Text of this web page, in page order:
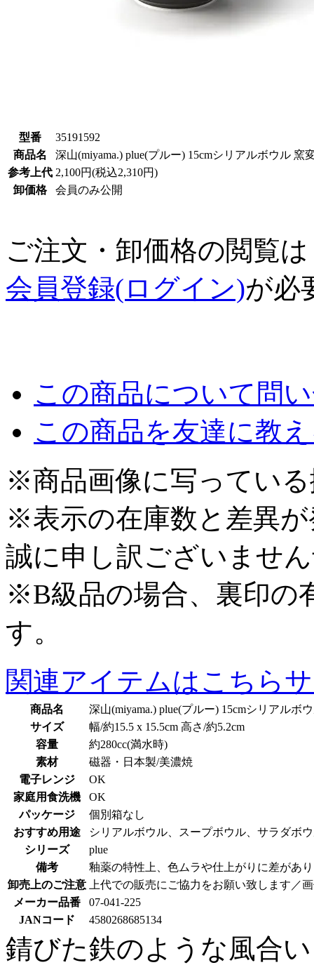
型番
35191592
商品名
深山(miyama.) plue(プルー) 15cmシリアルボウル
参考上代 2,100円(税込2,310円)
卸価格
会員のみ公開
ご注文・卸価格の閲覧は
会員登録(ログイン)が必
この商品について問
この商品を友達に教
※商品画像に写ってい
※表示の在庫数と差異
誠に申し訳ございませ
※B級品の場合、裏印の
す。
関連アイテムはこちら
商品名
深山(miyama.) plue(プルー) 15cmシリアルボ
サイズ
幅/約15.5 x 15.5cm 高さ/約5.2cm
容量
約280cc(満水時)
素材
磁器・日本製/美濃焼
電子レンジ
OK
家庭用食洗機
OK
パッケージ
個別箱なし
おすすめ用途
シリアルボウル、スープボウル、サラダボ
シリーズ
plue
備考
釉薬の特性上、色ムラや仕上がりに差があ
卸売上のご注意
上代での販売にご協力をお願い致します／
メーカー品番
07-041-225
JANコード
4580268685134
錆びた鉄のような風合